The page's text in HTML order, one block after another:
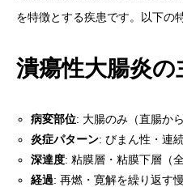
を特徴とする疾患です。以下の
潰瘍性大腸炎の
病変部位: 大腸のみ（直腸か
炎症パターン: びまん性・連
深達度: 粘膜層・粘膜下層（
経過: 再燃・寛解を繰り返す